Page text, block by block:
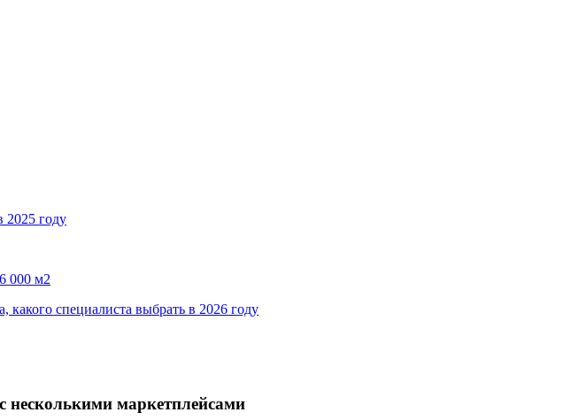
2025 году
000 м2
какого специалиста выбрать в 2026 году
несколькими маркетплейсами